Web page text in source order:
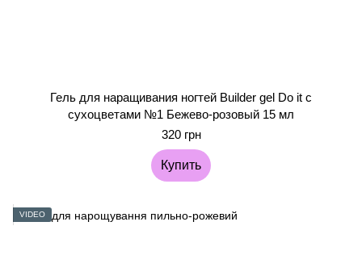
Гель для наращивания ногтей Builder gel Do it с
сухоцветами №1 Бежево-розовый 15 мл
320 грн
Купить
VIDEO